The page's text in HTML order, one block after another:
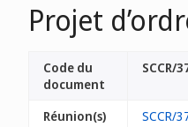
Projet
Code du
document
SCCR/
Réunion(s)
SCCR/